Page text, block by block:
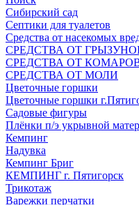
Сибирский сад
Септики для туалетов
Средства от насекомых
СPEДСТВА ОТ
СРЕДСТВА ОТ
СРЕДСТВА ОТ МОЛИ
Цветочные горшки
Цветочные горшки
Садовые фигуры
Плёнки п/э укрывной
Кемпинг
Надувка
Кемпинг Бриг
КЕМПИНГ г. Пятигорск
Трикотаж
Варежки перчатки